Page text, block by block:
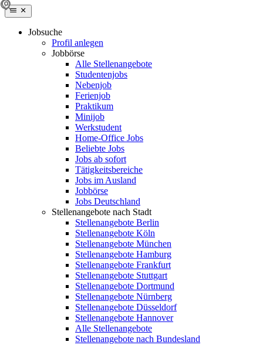
Jobsuche
Profil anlegen
Jobbörse
Alle Stellenangebote
Studentenjobs
Nebenjob
Ferienjob
Praktikum
Minijob
Werkstudent
Home-Office Jobs
Beliebte Jobs
Jobs ab sofort
Tätigkeitsbereiche
Jobs im Ausland
Jobbörse
Jobs Deutschland
Stellenangebote nach Stadt
Stellenangebote Berlin
Stellenangebote Köln
Stellenangebote München
Stellenangebote Hamburg
Stellenangebote Frankfurt
Stellenangebote Stuttgart
Stellenangebote Dortmund
Stellenangebote Nürnberg
Stellenangebote Düsseldorf
Stellenangebote Hannover
Alle Stellenangebote
Stellenangebote nach Bundesland